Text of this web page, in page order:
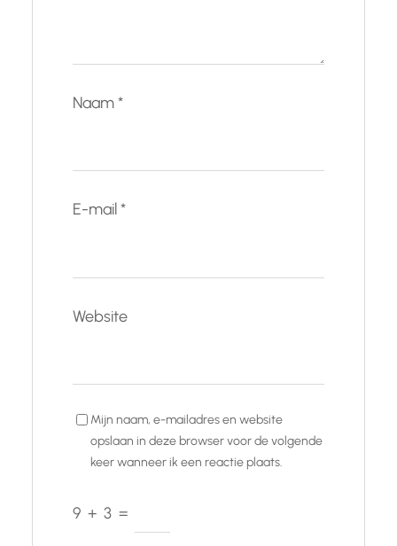
Naam*
E-mail*
Website
Mijn naam, e-mailadres en website
opslaan in deze browser voor de volgende
keer wanneer ik een reactie plaats.
9 + 3 =